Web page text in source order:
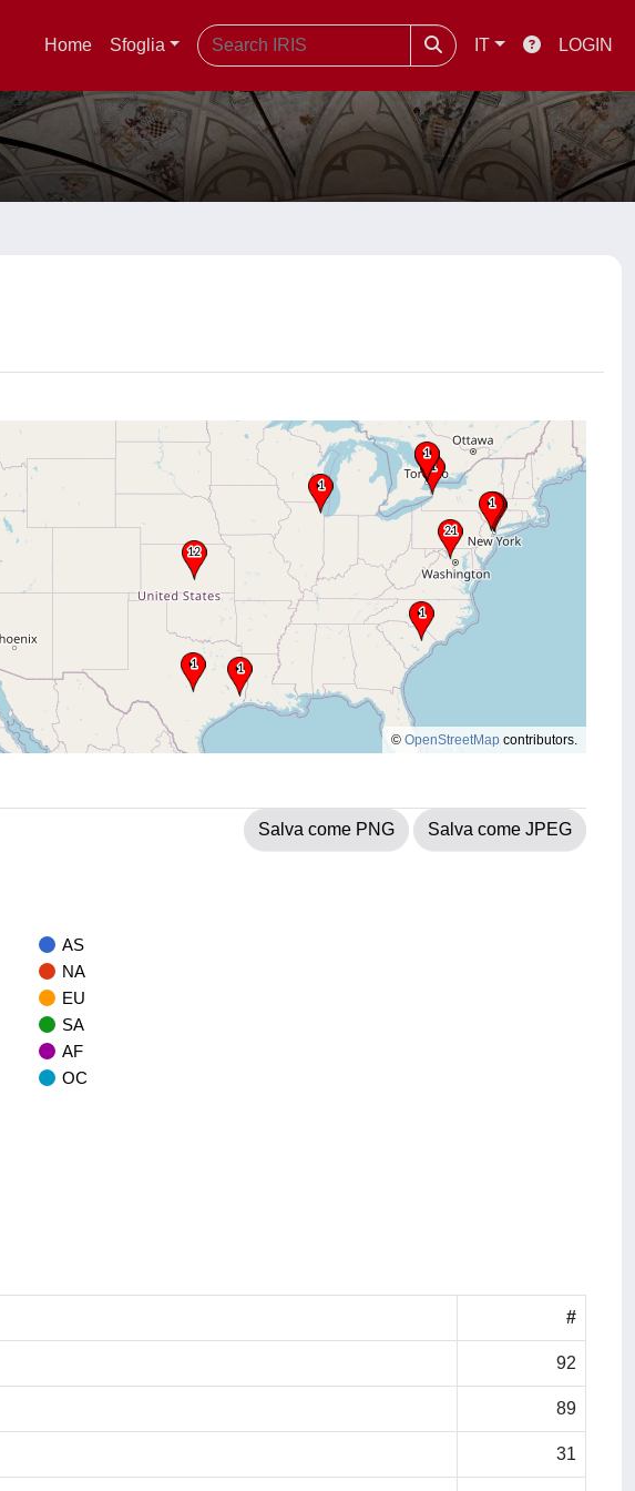
Home Sfoglia IT LOGIN
© OpenStreetMap contributors.
Salva come PNG Salva come JPEG
AS
NA
EU
SA
AF
OC
#
92
89
31